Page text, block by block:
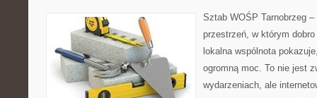
Sztab WOŚP Tarnobrzeg
przestrzeń, w którym
lokalna wspólnota
ogromną moc. To nie jest
wydarzeniach, ale